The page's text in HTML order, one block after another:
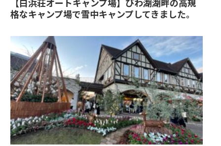
【白浜荘オートキャンプ場】びわ湖湖畔の高規
格なキャンプ場で雪中キャンプしてきました。